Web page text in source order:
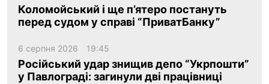
Коломойський і ще п’ятеро постануть
перед судом у справі “ПриватБанку”
6 серпня 2026 19:45
Російський удар знищив депо “Укрпошти”
у Павлограді: загинули дві працівниці